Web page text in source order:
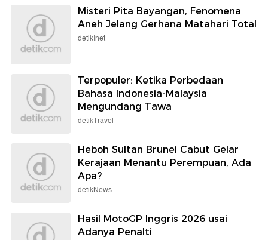
Misteri Pita Bayangan, Fenomena
Aneh Jelang Gerhana Matahari Total
detikInet
Terpopuler: Ketika Perbedaan
Bahasa Indonesia-Malaysia
Mengundang Tawa
detikTravel
Heboh Sultan Brunei Cabut Gelar
Kerajaan Menantu Perempuan, Ada
Apa?
detikNews
Hasil MotoGP Inggris 2026 usai
Adanya Penalti